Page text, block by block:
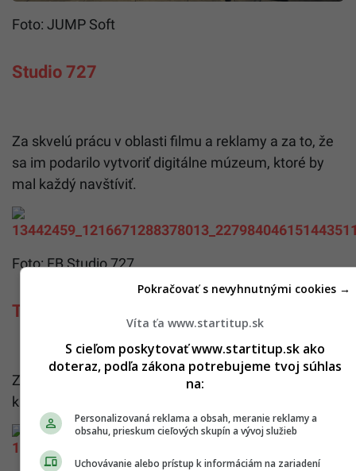
Foto: JUMP Soft
Studio 727
Za skvelú prácu v oblasti filmu a reklamy a za to, že
sa im podarilo vytvoriť digitálne múzeum, ktoré by
mal každý navštíviť.
Foto: FB Studio 727
Tabačka Kulturfabrik
Za ich unikátne kultúrne centrum, ktoré podporuje
kreativitu a umenie v Košiciach. :)
Víta ťa www.startitup.sk
S cieľom poskytovať www.startitup.sk ako
doteraz, podľa zákona potrebujeme tvoj súhlas
na:
Personalizovaná reklama a obsah, meranie reklamy a
obsahu, prieskum cieľových skupín a vývoj služieb
Uchovávanie alebo prístup k informáciám na zariadení
Pokračovať s nevyhnutnými cookies →